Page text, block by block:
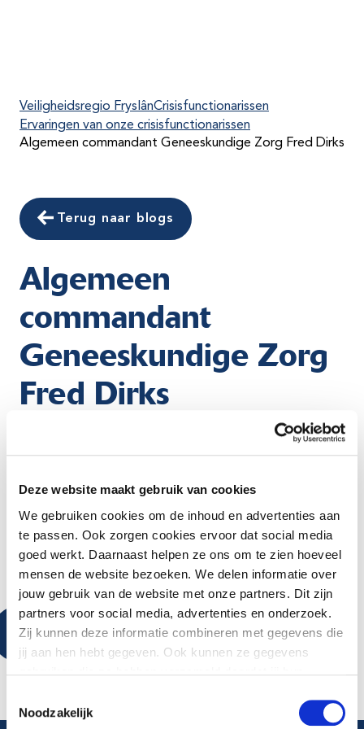
Deze website maakt gebruik van cookies
We gebruiken cookies om de inhoud en advertenties aan
te passen. Ook zorgen cookies ervoor dat social media
goed werkt. Daarnaast helpen ze ons om te zien hoeveel
mensen de website bezoeken. We delen informatie over
jouw gebruik van de website met onze partners. Dit zijn
partners voor social media, advertenties en onderzoek.
Zij kunnen deze informatie combineren met gegevens die
jij aan hen hebt gegeven. Ook kunnen ze gegevens
Noodzakelijk
Veiligheidsregio FryslânCrisisfunctionarissen
Ervaringen van onze crisisfunctionarissen
Algemeen commandant Geneeskundige Zorg Fred Dirks
Terug naar blogs
Algemeen
commandant
Geneeskundige Zorg
Fred Dirks
Normaal kun je werkzaamheden beter vooruit plannen,
nu ben ik bezig met acute zaken die een gevaar vormen
voor de mens.”
Bekijk hieronder het interviews met Fred Dirks: